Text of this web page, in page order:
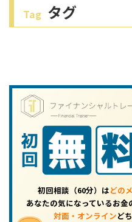
Tag タグ
初回相談（60分）はどの
あなたの気になっているお金
対面・オンラインど